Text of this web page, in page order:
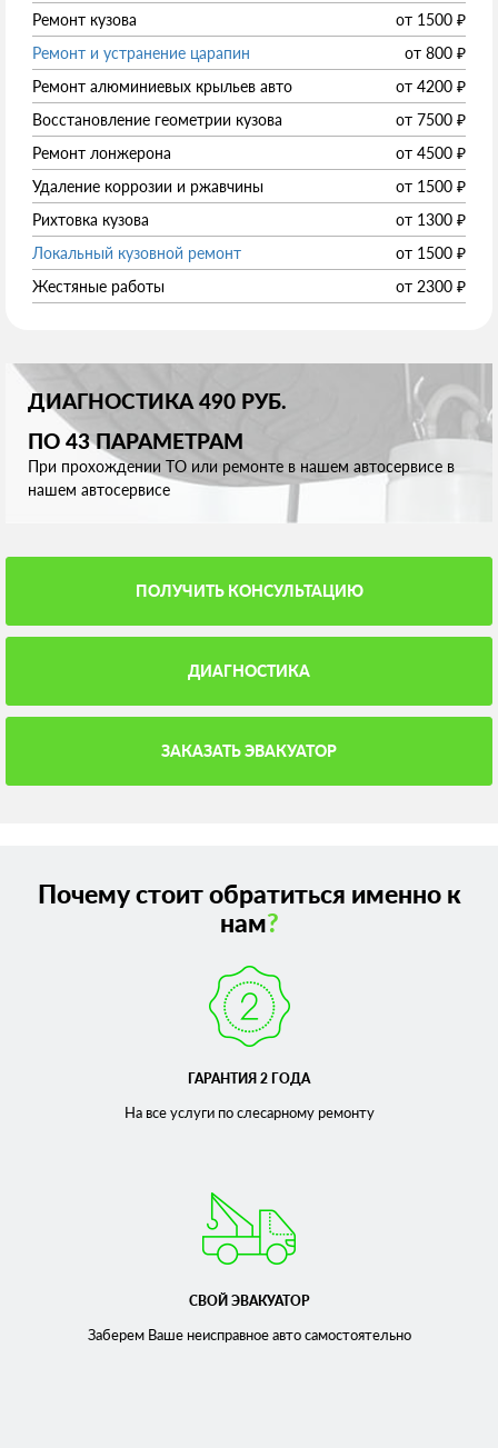
Ремонт кузова
от 1500 ₽
Ремонт и устранение царапин
от 800 ₽
Ремонт алюминиевых крыльев авто
от 4200 ₽
Восстановление геометрии кузова
от 7500 ₽
Ремонт лонжерона
от 4500 ₽
Удаление коррозии и ржавчины
от 1500 ₽
Рихтовка кузова
от 1300 ₽
Локальный кузовной ремонт
от 1500 ₽
Жестяные работы
от 2300 ₽
ДИАГНОСТИКА 490 РУБ.
ПО 43 ПАРАМЕТРАМ
При прохождении ТО или ремонте в нашем автосервисе в
нашем автосервисе
ПОЛУЧИТЬ КОНСУЛЬТАЦИЮ
ДИАГНОСТИКА
ЗАКАЗАТЬ ЭВАКУАТОР
Почему стоит обратиться именно к
нам?
ГАРАНТИЯ 2 ГОДА
На все услуги по слесарномуремонту
СВОЙ ЭВАКУАТОР
Заберем Ваше неисправноеавто самостоятельно